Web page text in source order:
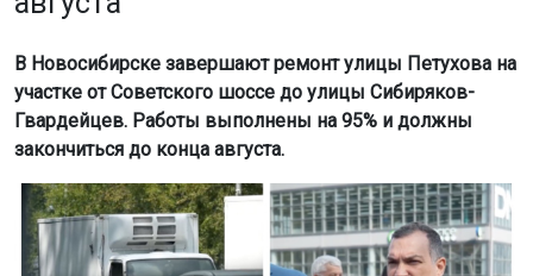
В Новосибирске завершают ремонт улицы Петухова на
участке от Советского шоссе до улицы Сибиряков-
Гвардейцев. Работы выполнены на 95% и должны
закончиться до конца августа.